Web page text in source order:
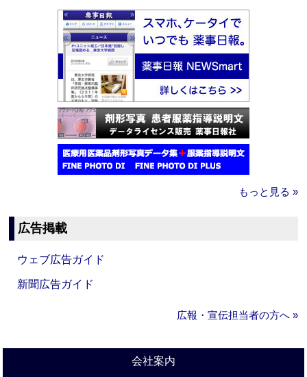
もっと見る »
広告掲載
ウェブ広告ガイド
新聞広告ガイド
広報・宣伝担当者の方へ »
会社案内